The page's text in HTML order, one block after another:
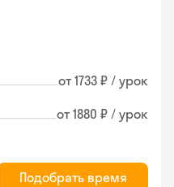
от 1733 ₽ / урок
от 1880 ₽ / урок
Подобрать время